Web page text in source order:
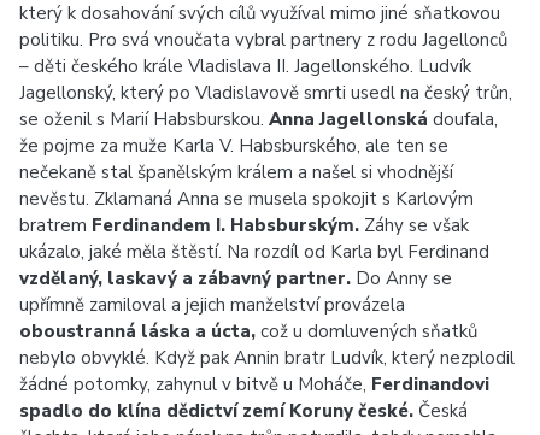
který k dosahování svých cílů využíval mimo jiné sňatkovou
politiku. Pro svá vnoučata vybral partnery z rodu Jagellonců
– děti českého krále Vladislava II. Jagellonského. Ludvík
Jagellonský, který po Vladislavově smrti usedl na český trůn,
se oženil s Marií Habsburskou. Anna Jagellonská doufala,
že pojme za muže Karla V. Habsburského, ale ten se
nečekaně stal španělským králem a našel si vhodnější
nevěstu. Zklamaná Anna se musela spokojit s Karlovým
bratrem Ferdinandem I. Habsburským. Záhy se však
ukázalo, jaké měla štěstí. Na rozdíl od Karla byl Ferdinand
vzdělaný, laskavý a zábavný partner. Do Anny se
upřímně zamiloval a jejich manželství provázela
oboustranná láska a úcta, což u domluvených sňatků
nebylo obvyklé. Když pak Annin bratr Ludvík, který nezplodil
žádné potomky, zahynul v bitvě u Moháče, Ferdinandovi
spadlo do klína dědictví zemí Koruny české. Česká